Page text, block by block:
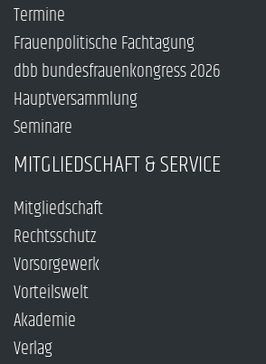
Termine
Frauenpolitische Fachtagung
dbb bundesfrauenkongress 2026
Hauptversammlung
Seminare
MITGLIEDSCHAFT & SERVICE
Mitgliedschaft
Rechtsschutz
Vorsorgewerk
Vorteilswelt
Akademie
Verlag